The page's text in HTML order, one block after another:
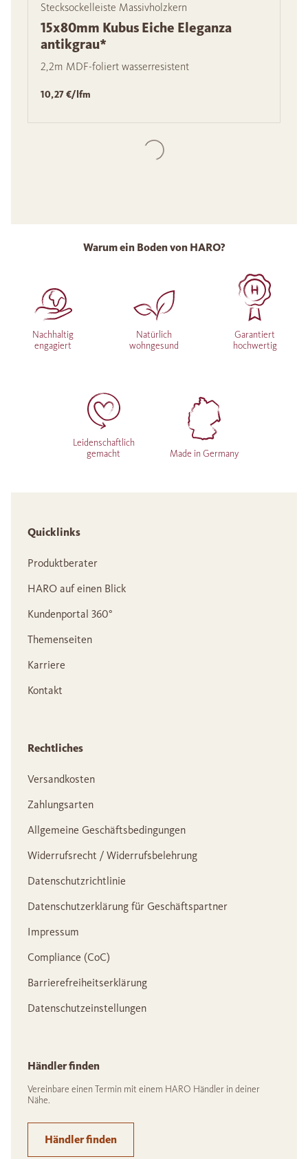
Stecksockelleiste Massivholzkern
15x80mm Kubus Eiche Eleganza
antikgrau*
2,2m MDF-foliert wasserresistent
10,27 €/lfm
Warum ein Boden von HARO?
Nachhaltig
engagiert
Natürlich
wohngesund
Garantiert
hochwertig
Leidenschaftlich
gemacht
Made in Germany
Quicklinks
Produktberater
HARO auf einen Blick
Kundenportal 360°
Themenseiten
Karriere
Kontakt
Rechtliches
Versandkosten
Zahlungsarten
Allgemeine Geschäftsbedingungen
Widerrufsrecht / Widerrufsbelehrung
Datenschutzrichtlinie
Datenschutzerklärung für Geschäftspartner
Impressum
Compliance (CoC)
Barrierefreiheitserklärung
Datenschutzeinstellungen
Händler finden
Vereinbare einen Termin mit einem HARO Händler in deiner
Nähe.
Händler finden